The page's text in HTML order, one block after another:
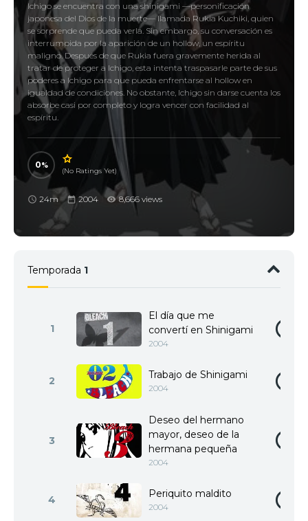
Ichigo se encuentra con una shinigami —personificación
japonesa del Dios de la muerte— llamada Rukia Kuchiki, quien
se sorprende que pueda verla. Sin embargo, su conversación es
interrumpida por la aparición de un hollow, un espíritu
maligno. Después de que Rukia fuera gravemente herida al
tratar de proteger a Ichigo, esta intenta traspasarle parte de sus
poderes a Ichigo para que pueda enfrentarse al hollow en
igualdad de condiciones. No obstante, Ichigo sin darse cuenta los
absorbe casi por completo y logra vencer con facilidad al
espíritu.
0
(No Ratings Yet)
24m 2004 8,666 views
Temporada 1
1
El día que me
convertí en Shinigami
2004
2 Trabajo de Shinigami
2004
3
Deseo del hermano
mayor, deseo de la
hermana pequeña
2004
4 Periquito maldito
2004